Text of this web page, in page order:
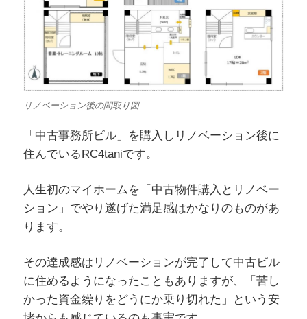
リノベーション後の間取り図
「中古事務所ビル」を購入しリノベーション後に
住んでいるRC4taniです。
人生初のマイホームを「中古物件購入とリノベー
ション」でやり遂げた満足感はかなりのものがあ
ります。
その達成感はリノベーションが完了して中古ビル
に住めるようになったこともありますが、「苦し
かった資金繰りをどうにか乗り切れた」という安